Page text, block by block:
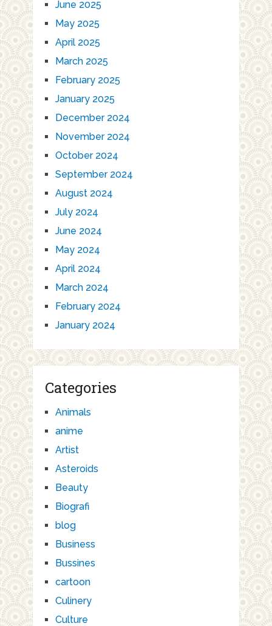
June 2025
May 2025
April 2025
March 2025
February 2025
January 2025
December 2024
November 2024
October 2024
September 2024
August 2024
July 2024
June 2024
May 2024
April 2024
March 2024
February 2024
January 2024
Categories
Animals
anime
Artist
Asteroids
Beauty
Biografi
blog
Business
Bussines
cartoon
Culinery
Culture